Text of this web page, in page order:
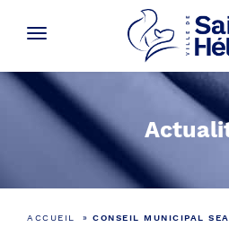
ACCUEIL » CONSEIL MUNICIPAL